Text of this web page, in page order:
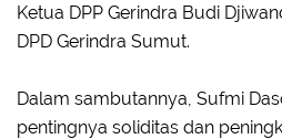
Ketua DPP Gerindra Budi
DPD Gerindra Sumut.
Dalam sambutannya, Sufmi
pentingnya soliditas dan